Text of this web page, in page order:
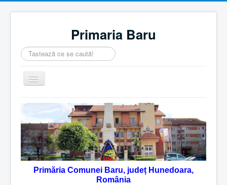
Primaria Baru
Căutare
...
Comută
navigarea
Home
Despre noi
Noutăţi
Contact
Servicii Online
Primăria Comunei Baru, județ Hunedoara,
România